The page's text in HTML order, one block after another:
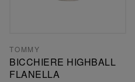
TOMMY
BICCHIERE HIGHBALL
FLANELLA